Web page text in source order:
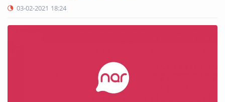
03-02-2021 18:24